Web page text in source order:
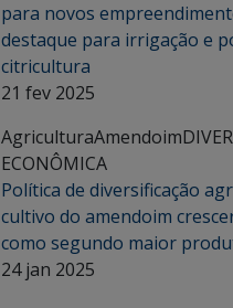
para novos
destaque para irrigação e
citricultura
21 fev 2025
AgriculturaAmendoim
ECONÔMICA
Política de diversificação
cultivo do amendoim
como segundo maior
24 jan 2025